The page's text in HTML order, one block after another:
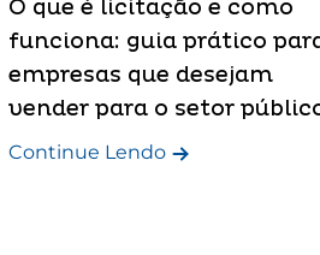
O que é licitação e como
funciona: guia prático
empresas que desejam
vender para o setor
Continue Lendo